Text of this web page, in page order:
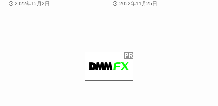
2022年12月2日 2022年11月25日